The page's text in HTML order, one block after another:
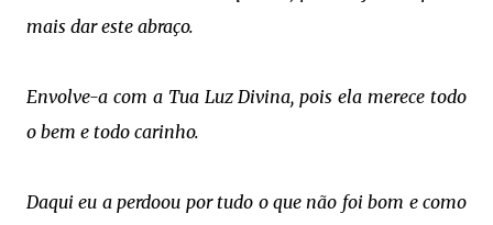
mais dar este abraço.
Envolve-a com a Tua Luz Divina, pois ela merece todo
o bem e todo carinho.
Daqui eu a perdoou por tudo o que não foi bom e como